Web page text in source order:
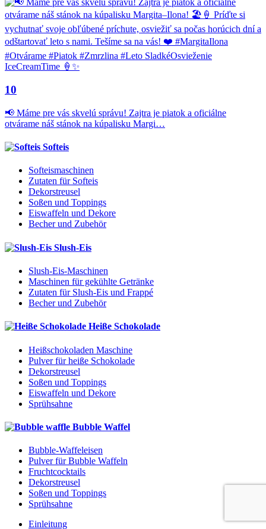
10
📢 Máme pre vás skvelú správu! Zajtra je piatok a oficiálne
otvárame náš stánok na kúpalisku Margi…
Softeis
Softeismaschinen
Zutaten für Softeis
Dekorstreusel
Soßen und Toppings
Eiswaffeln und Dekore
Becher und Zubehör
Slush-Eis
Slush-Eis-Maschinen
Maschinen für gekühlte Getränke
Zutaten für Slush-Eis und Frappé
Becher und Zubehör
Heiße Schokolade
Heißschokoladen Maschine
Pulver für heiße Schokolade
Dekorstreusel
Soßen und Toppings
Eiswaffeln und Dekore
Sprühsahne
Bubble Waffel
Bubble-Waffeleisen
Pulver für Bubble Waffeln
Fruchtcocktails
Dekorstreusel
Soßen und Toppings
Sprühsahne
Einleitung